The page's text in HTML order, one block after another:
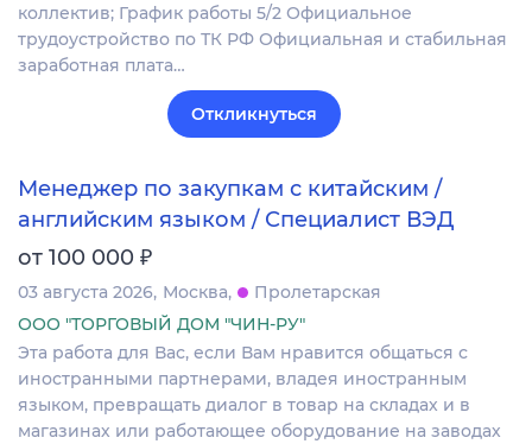
коллектив; График работы 5/2 Официальное
трудоустройство по ТК РФ Официальная и стабильная
заработная плата…
Откликнуться
Менеджер по закупкам с китайским /
английским языком / Специалист ВЭД
от 100 000 ₽
03 августа 2026 Москва
Пролетарская
ООО "ТОРГОВЫЙ ДОМ "ЧИН-РУ"
Эта работа для Вас, если Вам нравится общаться с
иностранными партнерами, владея иностранным
языком, превращать диалог в товар на складах и в
магазинах или работающее оборудование на заводах